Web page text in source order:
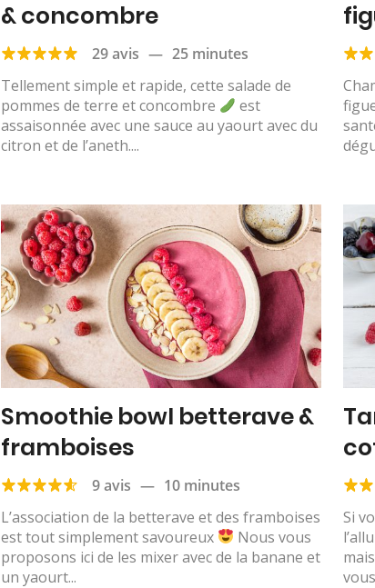
& concombre
29 avis — 25 minutes
Tellement simple et rapide, cette salade de
pommes de terre et concombre
est
assaisonnée avec une sauce au yaourt avec du
citron et de l’aneth....
Smoothie bowl betterave &
framboises
9 avis — 10 minutes
L’association de la betterave et des framboises
est tout simplement savoureux
Nous vous
proposons ici de les mixer avec de la banane et
un yaourt...
Si